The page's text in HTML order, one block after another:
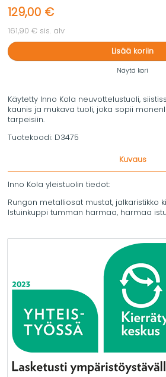
129,00 €
161,90 € sis. alv
Lisää koriin
Näytä kori
Käytetty Inno Kola neuvottelustuoli,
kaunis ja mukava tuoli, joka sopii
tarpeisiin.
Tuotekoodi: D3475
Kuvaus
Inno Kola yleistuolin tiedot:
Rungon metalliosat mustat, jalkaristikko
Istuinkuppi tumman harmaa, harmaa